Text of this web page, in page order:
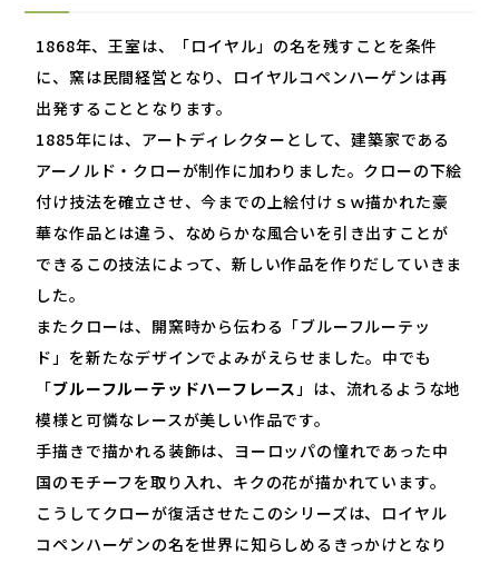
1868年、王室は、「ロイヤル」の名を残すことを条件
に、窯は民間経営となり、ロイヤルコペンハーゲンは再
出発することとなります。
1885年には、アートディレクターとして、建築家である
アーノルド・クローが制作に加わりました。クローの下絵
付け技法を確立させ、今までの上絵付けｓｗ描かれた豪
華な作品とは違う、なめらかな風合いを引き出すことが
できるこの技法によって、新しい作品を作りだしていきま
した。
またクローは、開窯時から伝わる「ブルーフルーテッ
ド」を新たなデザインでよみがえらせました。中でも
「ブルーフルーテッドハーフレース」は、流れるような地
模様と可憐なレースが美しい作品です。
手描きで描かれる装飾は、ヨーロッパの憧れであった中
国のモチーフを取り入れ、キクの花が描かれています。
こうしてクローが復活させたこのシリーズは、ロイヤル
コペンハーゲンの名を世界に知らしめるきっかけとなり